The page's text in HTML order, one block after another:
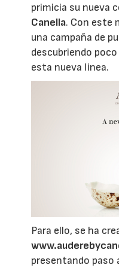
primicia su nueva
Canella. Con este
una campaña de
descubriendo
esta nueva linea.
Para ello, se ha
presentando paso